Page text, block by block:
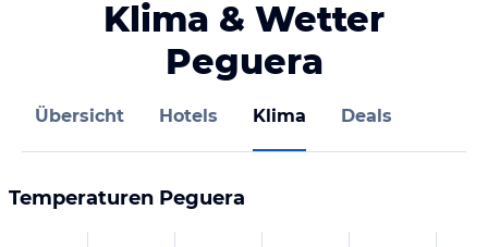
Klima & Wetter
Peguera
Übersicht Hotels Klima Deals
Temperaturen Peguera